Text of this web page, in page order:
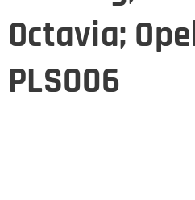
Octavia;
PLS006